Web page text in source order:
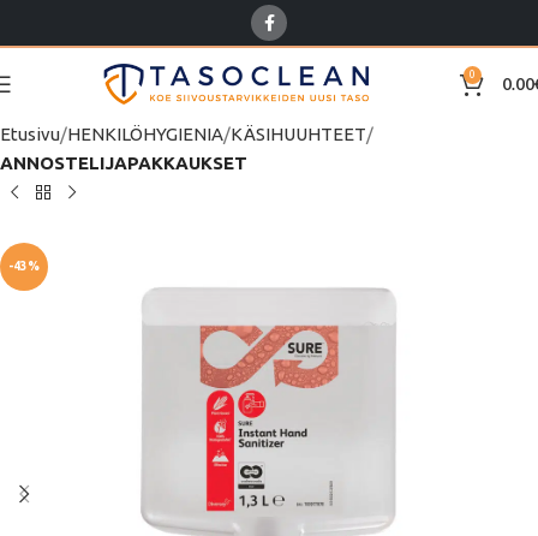
0 0.00
Etusivu HENKILÖHYGIENIA KÄSIHUUHTEET
ANNOSTELIJAPAKKAUKSET
-43%